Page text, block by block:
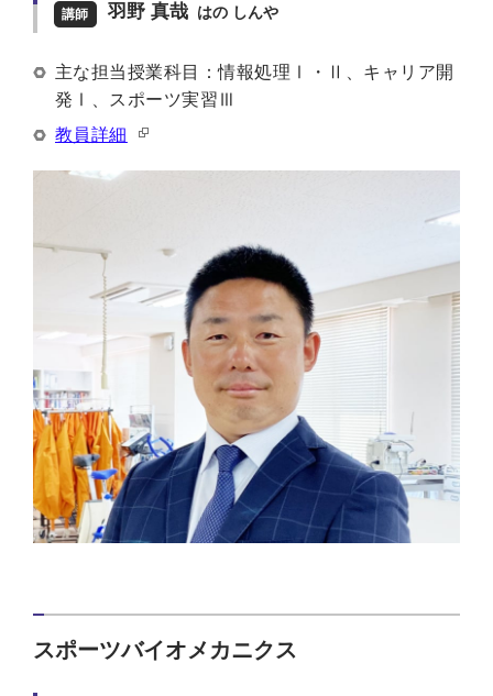
講師 羽野 真哉 はの しんや
主な担当授業科目：情報処理Ⅰ・Ⅱ、キャリア開
発Ⅰ、スポーツ実習Ⅲ
教員詳細
スポーツバイオメカニクス